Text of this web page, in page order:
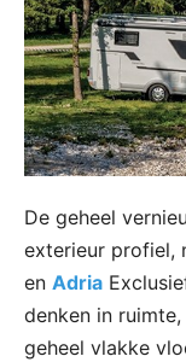
De geheel
exterieur profiel,
en Adria
denken in
geheel vlakke